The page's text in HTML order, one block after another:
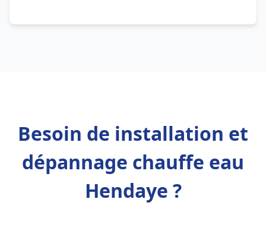
Besoin de installation et
dépannage chauffe eau
Hendaye ?